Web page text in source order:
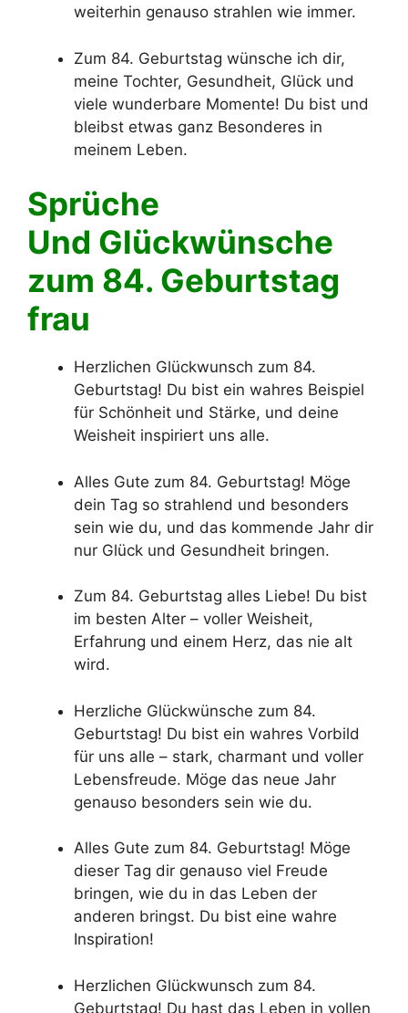
weiterhin genauso strahlen wie immer.
Zum 84. Geburtstag wünsche ich dir,
meine Tochter, Gesundheit, Glück und
viele wunderbare Momente! Du bist und
bleibst etwas ganz Besonderes in
meinem Leben.
Sprüche
Und Glückwünsche
zum 84. Geburtstag
frau
Herzlichen Glückwunsch zum 84.
Geburtstag! Du bist ein wahres Beispiel
für Schönheit und Stärke, und deine
Weisheit inspiriert uns alle.
Alles Gute zum 84. Geburtstag! Möge
dein Tag so strahlend und besonders
sein wie du, und das kommende Jahr dir
nur Glück und Gesundheit bringen.
Zum 84. Geburtstag alles Liebe! Du bist
im besten Alter – voller Weisheit,
Erfahrung und einem Herz, das nie alt
wird.
Herzliche Glückwünsche zum 84.
Geburtstag! Du bist ein wahres Vorbild
für uns alle – stark, charmant und voller
Lebensfreude. Möge das neue Jahr
genauso besonders sein wie du.
Alles Gute zum 84. Geburtstag! Möge
dieser Tag dir genauso viel Freude
bringen, wie du in das Leben der
anderen bringst. Du bist eine wahre
Inspiration!
Herzlichen Glückwunsch zum 84.
Geburtstag! Du hast das Leben in vollen